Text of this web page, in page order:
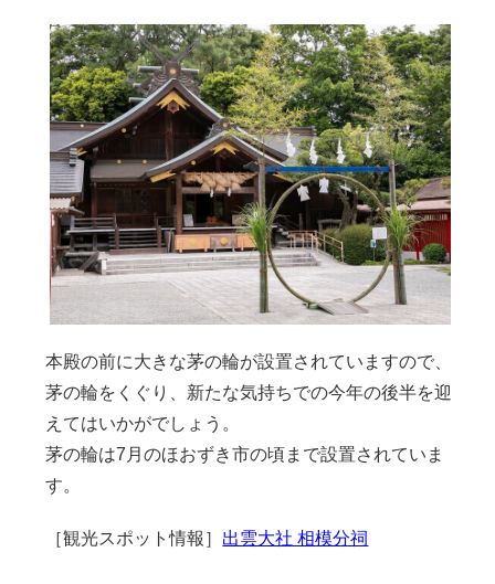
本殿の前に大きな茅の輪が設置されていますので、
茅の輪をくぐり、新たな気持ちでの今年の後半を迎
えてはいかがでしょう。
茅の輪は7月のほおずき市の頃まで設置されていま
す。
［観光スポット情報］ 出雲大社 相模分祠